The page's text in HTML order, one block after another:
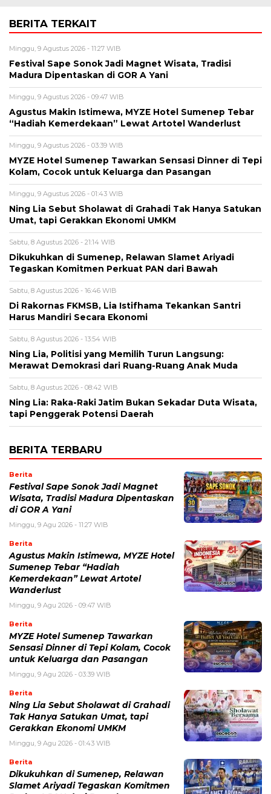
BERITA TERKAIT
Minggu, 9 Agustus 2026 - 11:27 WIB
Festival Sape Sonok Jadi Magnet Wisata, Tradisi
Madura Dipentaskan di GOR A Yani
Minggu, 9 Agustus 2026 - 09:47 WIB
Agustus Makin Istimewa, MYZE Hotel Sumenep Tebar
“Hadiah Kemerdekaan” Lewat Artotel Wanderlust
Minggu, 9 Agustus 2026 - 03:39 WIB
MYZE Hotel Sumenep Tawarkan Sensasi Dinner di Tepi
Kolam, Cocok untuk Keluarga dan Pasangan
Minggu, 9 Agustus 2026 - 01:43 WIB
Ning Lia Sebut Sholawat di Grahadi Tak Hanya Satukan
Umat, tapi Gerakkan Ekonomi UMKM
Sabtu, 8 Agustus 2026 - 21:14 WIB
Dikukuhkan di Sumenep, Relawan Slamet Ariyadi
Tegaskan Komitmen Perkuat PAN dari Bawah
Sabtu, 8 Agustus 2026 - 16:46 WIB
Di Rakornas FKMSB, Lia Istifhama Tekankan Santri
Harus Mandiri Secara Ekonomi
Sabtu, 8 Agustus 2026 - 13:54 WIB
Ning Lia, Politisi yang Memilih Turun Langsung:
Merawat Demokrasi dari Ruang-Ruang Anak Muda
Sabtu, 8 Agustus 2026 - 08:42 WIB
Ning Lia: Raka-Raki Jatim Bukan Sekadar Duta Wisata,
tapi Penggerak Potensi Daerah
BERITA TERBARU
Berita
Festival Sape Sonok Jadi Magnet
Wisata, Tradisi Madura Dipentaskan
di GOR A Yani
Minggu, 9 Agu 2026 - 11:27 WIB
Berita
Agustus Makin Istimewa, MYZE Hotel
Sumenep Tebar “Hadiah
Kemerdekaan” Lewat Artotel
Wanderlust
Minggu, 9 Agu 2026 - 09:47 WIB
Berita
MYZE Hotel Sumenep Tawarkan
Sensasi Dinner di Tepi Kolam, Cocok
untuk Keluarga dan Pasangan
Minggu, 9 Agu 2026 - 03:39 WIB
Berita
Ning Lia Sebut Sholawat di Grahadi
Tak Hanya Satukan Umat, tapi
Gerakkan Ekonomi UMKM
Minggu, 9 Agu 2026 - 01:43 WIB
Berita
Dikukuhkan di Sumenep, Relawan
Slamet Ariyadi Tegaskan Komitmen